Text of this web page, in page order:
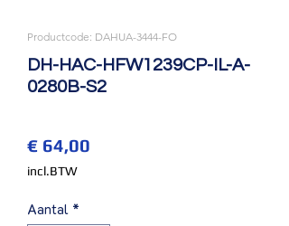
Productcode: DAHUA-3444-FO
DH-HAC-HFW1239CP-IL-A-
0280B-S2
€ 64,00
incl.BTW
Aantal *